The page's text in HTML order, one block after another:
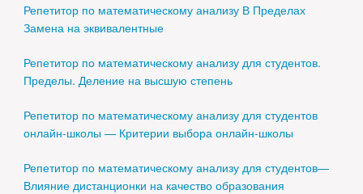
Репетитор по математическому анализу В Пределах
Замена на эквивалентные
Репетитор по математическому анализу для студентов.
Пределы. Деление на высшую степень
Репетитор по математическому анализу для студентов
онлайн-школы — Критерии выбора онлайн-школы
Репетитор по математическому анализу для студентов—
Влияние дистанционки на качество образования